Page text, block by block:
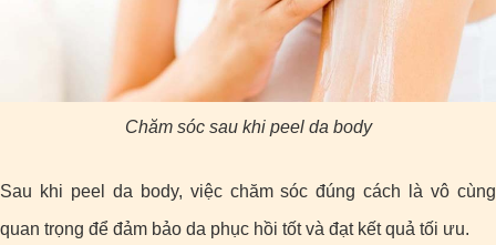
Chăm sóc sau khi peel da body
Sau khi peel da body, việc chăm sóc đúng cách là vô cùng
quan trọng để đảm bảo da phục hồi tốt và đạt kết quả tối ưu.